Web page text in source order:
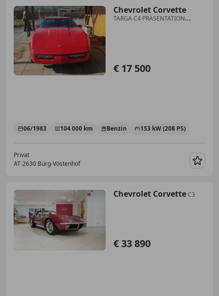
Chevrolet Corvette
TARGA C4 PRÄSENTATION
€ 17 500
06/1983 104 000 km Benzin 153 kW (208 PS)
Privat
AT-2630 Bürg-Vöstenhof
Chevrolet CorvetteC3
€ 33 890